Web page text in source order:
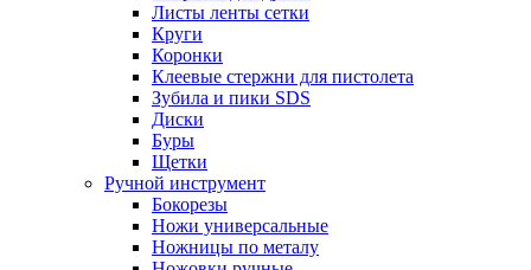
Листы ленты сетки
Круги
Коронки
Клеевые стержни для пистолета
Зубила и пики SDS
Диски
Буры
Щетки
Ручной инструмент
Бокорезы
Ножи универсальные
Ножницы по металу